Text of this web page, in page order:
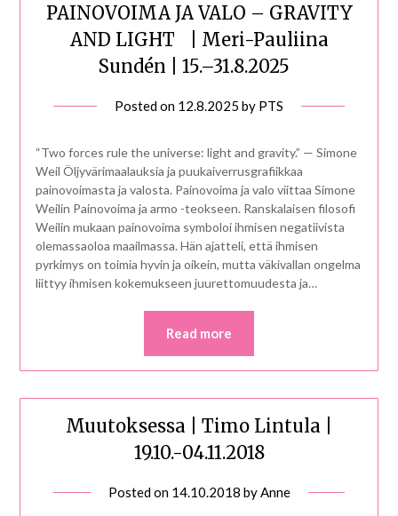
PAINOVOIMA JA VALO – GRAVITY
AND LIGHT | Meri-Pauliina
Sundén | 15.–31.8.2025
Posted on 12.8.2025 by PTS
“Two forces rule the universe: light and gravity.” — Simone
Weil Öljyvärimaalauksia ja puukaiverrusgrafiikkaa
painovoimasta ja valosta. Painovoima ja valo viittaa Simone
Weilin Painovoima ja armo -teokseen. Ranskalaisen filosofi
Weilin mukaan painovoima symboloi ihmisen negatiivista
olemassaoloa maailmassa. Hän ajatteli, että ihmisen
pyrkimys on toimia hyvin ja oikein, mutta väkivallan ongelma
liittyy ihmisen kokemukseen juurettomuudesta ja…
Read more
Muutoksessa | Timo Lintula |
19.10.-04.11.2018
Posted on 14.10.2018 byAnne